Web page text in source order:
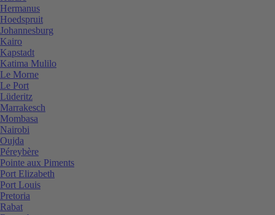
Hermanus
Hoedspruit
Johannesburg
Kairo
Kapstadt
Katima Mulilo
Le Morne
Le Port
Lüderitz
Marrakesch
Mombasa
Nairobi
Oujda
Péreybère
Pointe aux Piments
Port Elizabeth
Port Louis
Pretoria
Rabat